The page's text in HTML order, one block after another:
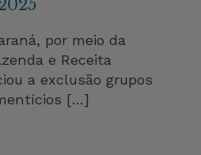
por meio da
e Receita
a exclusão grupos
[…]